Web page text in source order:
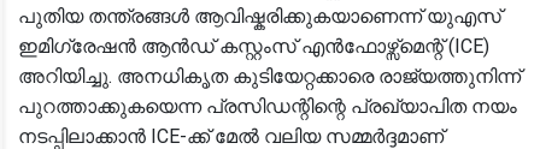
പുതിയ തന്ത്രങ്ങൾ ആവിഷ്കരിക്കുകയാണെന്ന് യുഎസ്
ഇമിഗ്രേഷൻ ആൻഡ് കസ്റ്റംസ് എൻഫോഴ്സ്മെന്റ് (ICE)
അറിയിച്ചു. അനധികൃത കുടിയേറ്റക്കാരെ രാജ്യത്തുനിന്ന്
പുറത്താക്കുകയെന്ന പ്രസിഡന്റിന്റെ പ്രഖ്യാപിത നയം
നടപ്പിലാക്കാൻ ICE-ക്ക് മേൽ വലിയ സമ്മർദ്ദമാണ്